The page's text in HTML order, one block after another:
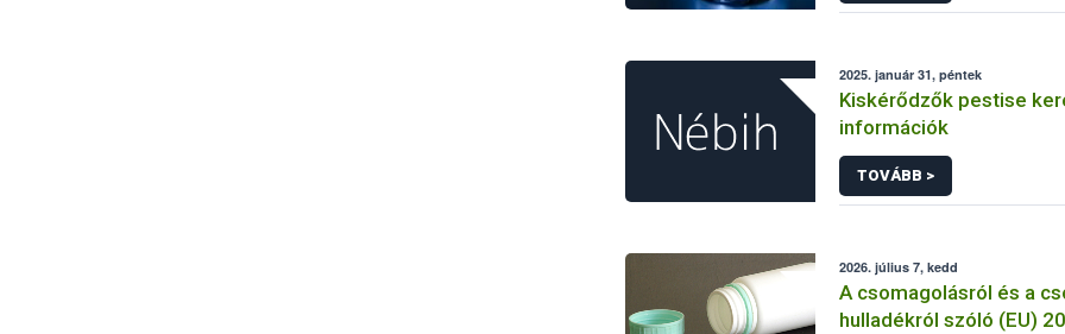
2025. január 31, péntek
Kiskérődzők pestise
információk
TOVÁBB >
2026. július 7, kedd
A csomagolásról és a
hulladékról szóló (EU)